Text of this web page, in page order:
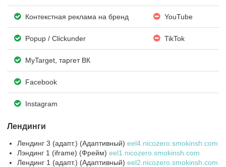
Контекстная реклама на бренд YouTube
Popup / Clickunder TikTok
MyTarget, таргет ВК
Facebook
Instagram
Лендинги
Лендинг 3 (адапт.) (Адаптивный) eel4.nicozero.smokinsh.com
Лэндинг 1 (iframe) (Фрейм) eel1.nicozero.smokinsh.com
Лендинг 1 (адапт.) (Адаптивный) eel2.nicozero.smokinsh.com